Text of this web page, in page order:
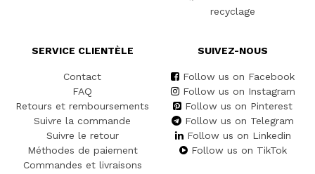
recyclage
SERVICE CLIENTÈLE
Contact
FAQ
Retours et remboursements
Suivre la commande
Suivre le retour
Méthodes de paiement
Commandes et livraisons
SUIVEZ-NOUS
Follow us on Facebook
Follow us on Instagram
Follow us on Pinterest
Follow us on Telegram
Follow us on Linkedin
Follow us on TikTok